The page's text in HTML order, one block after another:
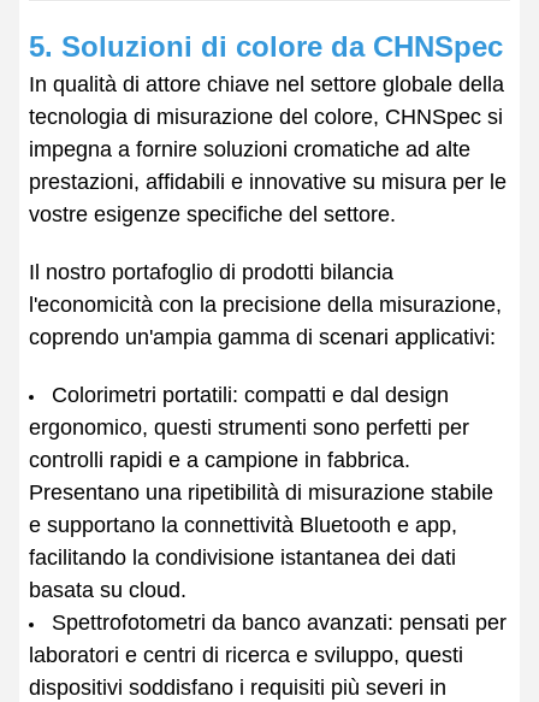
5. Soluzioni di colore da CHNSpec
In qualità di attore chiave nel settore globale della
tecnologia di misurazione del colore, CHNSpec si
impegna a fornire soluzioni cromatiche ad alte
prestazioni, affidabili e innovative su misura per le
vostre esigenze specifiche del settore.
Il nostro portafoglio di prodotti bilancia
l'economicità con la precisione della misurazione,
coprendo un'ampia gamma di scenari applicativi:
Colorimetri portatili: compatti e dal design
ergonomico, questi strumenti sono perfetti per
controlli rapidi e a campione in fabbrica.
Presentano una ripetibilità di misurazione stabile
e supportano la connettività Bluetooth e app,
facilitando la condivisione istantanea dei dati
basata su cloud.
Spettrofotometri da banco avanzati: pensati per
laboratori e centri di ricerca e sviluppo, questi
dispositivi soddisfano i requisiti più severi in